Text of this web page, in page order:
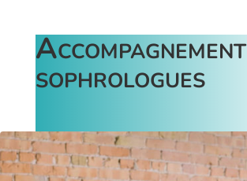
Accompagnement
sophrologues